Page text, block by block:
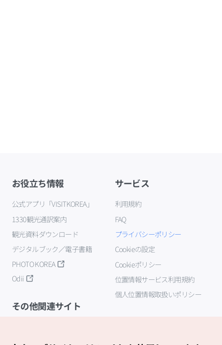
お役立ち情報
公式アプリ「VISITKOREA」
1330観光通訳案内
観光資料ダウンロード
デジタルブック／電子書籍
PHOTO KOREA
Odii
サービス
利用規約
FAQ
プライバシーポリシー
Cookieの設定
Cookieポリシー
位置情報サービス利用規約
個人位置情報取扱いポリシー
その他関連サイト